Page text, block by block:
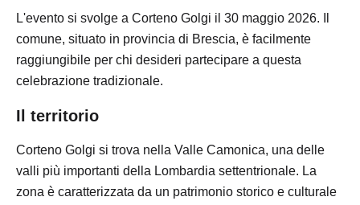
L'evento si svolge a Corteno Golgi il 30 maggio 2026. Il
comune, situato in provincia di Brescia, è facilmente
raggiungibile per chi desideri partecipare a questa
celebrazione tradizionale.
Il territorio
Corteno Golgi si trova nella Valle Camonica, una delle
valli più importanti della Lombardia settentrionale. La
zona è caratterizzata da un patrimonio storico e culturale